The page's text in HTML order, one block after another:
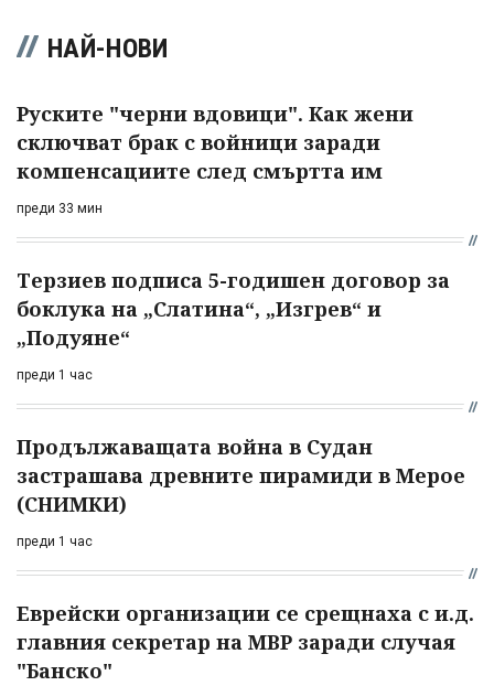
НАЙ-НОВИ
Руските "черни вдовици". Как жени
сключват брак с войници заради
компенсациите след смъртта им
преди 33 мин
Терзиев подписа 5-годишен договор за
боклука на „Слатина“, „Изгрев“ и
„Подуяне“
преди 1 час
Продължаващата война в Судан
застрашава древните пирамиди в Мерое
(СНИМКИ)
преди 1 час
Еврейски организации се срещнаха с и.д.
главния секретар на МВР заради случая
"Банско"